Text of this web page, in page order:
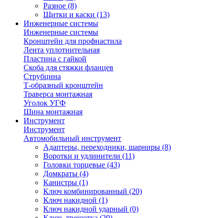
Разное (8)
Щитки и каски (13)
Инженерные системы
Инженерные системы
Кронштейн для профнастила
Лента уплотнительная
Пластина с гайкой
Скоба для стяжки фланцев
Струбцина
Т-образный кронштейн
Траверса монтажная
Уголок УГФ
Шина монтажная
Инструмент
Инструмент
Автомобильный инструмент
Адаптеры, переходники, шарниры (8)
Воротки и удлинители (11)
Головки торцевые (43)
Домкраты (4)
Канистры (1)
Ключ комбинированный (20)
Ключ накидной (1)
Ключ накидной ударный (0)